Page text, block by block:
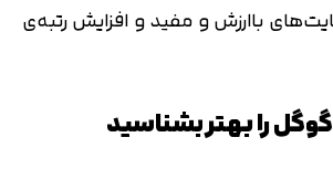
باارزش و مفید و افزایش رتبه‌ی
را بهتر بشناسید